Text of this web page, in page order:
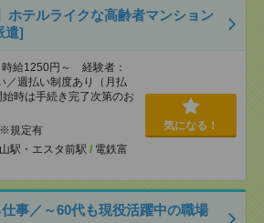
ホテルライクな高齢者マンション
遣]
時給1250円～ 経験者：
週払い制度あり（月払
時は手続き完了次第のお
規定有
駅・エスタ前駅 / 電鉄富
気になる！
事／～60代も現役活躍中の職場